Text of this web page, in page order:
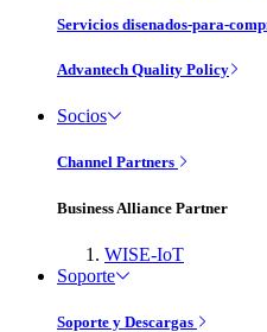
Servicios disenados-para-
Advantech Quality Policy
Socios
Channel Partners
Business Alliance Partner
WISE-IoT
Soporte
Soporte y Descargas